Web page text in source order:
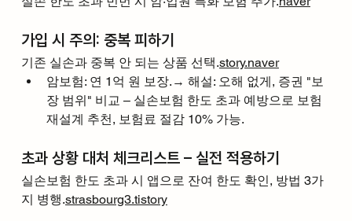
가입 시 주의: 중복 피하기
기존 실손과 중복 안 되는 상품 선택.story.naver
암보험: 연 1억 원 보장.→ 해설: 오해 없게, 증권 "보
장 범위" 비교 – 실손보험 한도 초과 예방으로 보험
재설계 추천, 보험료 절감 10% 가능.
초과 상황 대처 체크리스트 – 실전 적용하기
실손보험 한도 초과 시 앱으로 잔여 한도 확인, 방법 3가
지 병행.strasbourg3.tistory